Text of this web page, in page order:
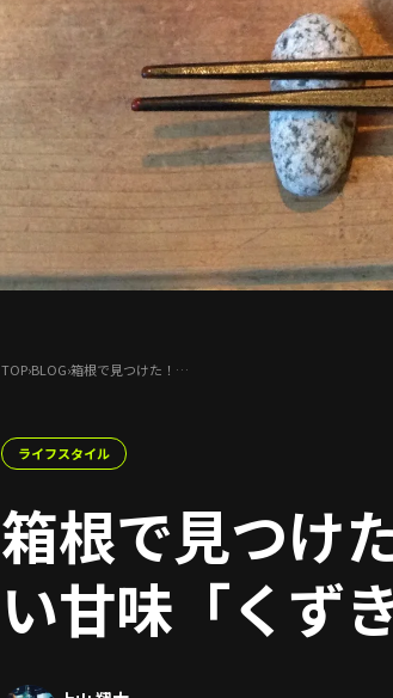
TOP›BLOG›箱根で見つけた！…
ライフスタイル
箱根で見つけ
い甘味「くず